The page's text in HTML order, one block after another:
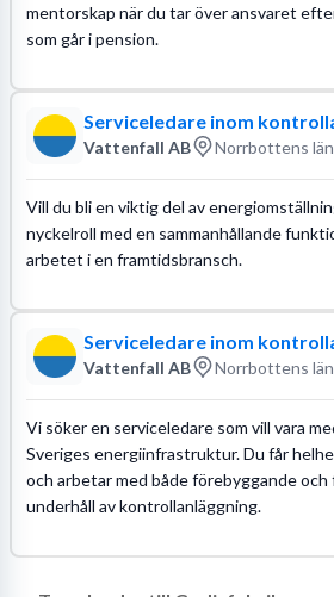
mentorskap när du tar över ansvaret
som går i pension.
Serviceledare inom
Vattenfall AB Norrbottens
Vill du bli en viktig del av
nyckelroll med en sammanhållande
arbetet i en framtidsbransch.
Serviceledare inom
Vattenfall AB Norrbottens
Vi söker en serviceledare som vill vara
Sveriges energiinfrastruktur. Du får
och arbetar med både förebyggande och
underhåll av kontrollanläggning.